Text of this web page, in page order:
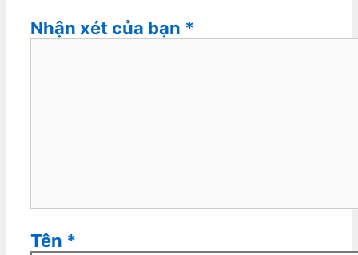
Nhận xét của bạn *
Tên *